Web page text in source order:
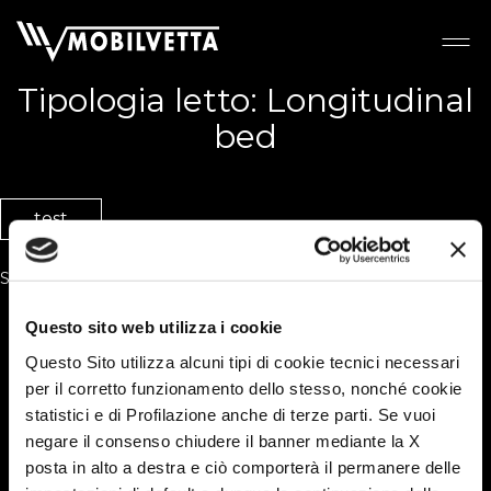
Questo sito web utilizza i cookie
Questo Sito utilizza alcuni tipi di cookie tecnici necessari
per il corretto funzionamento dello stesso, nonché cookie
statistici e di Profilazione anche di terze parti. Se vuoi
negare il consenso chiudere il banner mediante la X
posta in alto a destra e ciò comporterà il permanere delle
Tipologia letto: Longitudinal
bed
test
Sorry, no results were found.
Search for:
Search
Mobilvetta
Kea Kompakt
Kea P
Krosser
Kea I
Catalogue
Contacts
Service
Newsletter
Mobilvetta